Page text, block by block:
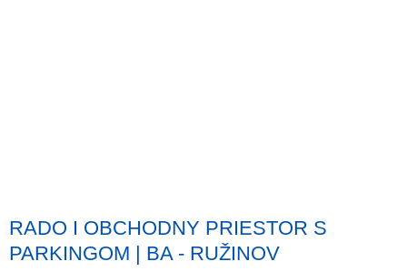
RADO I OBCHODNY PRIESTOR S
PARKINGOM | BA - RUŽINOV